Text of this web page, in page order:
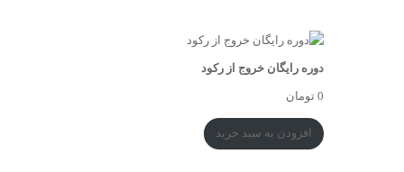
دوره رایگان خروج از رکود
0 تومان
افزودن به سبد خرید